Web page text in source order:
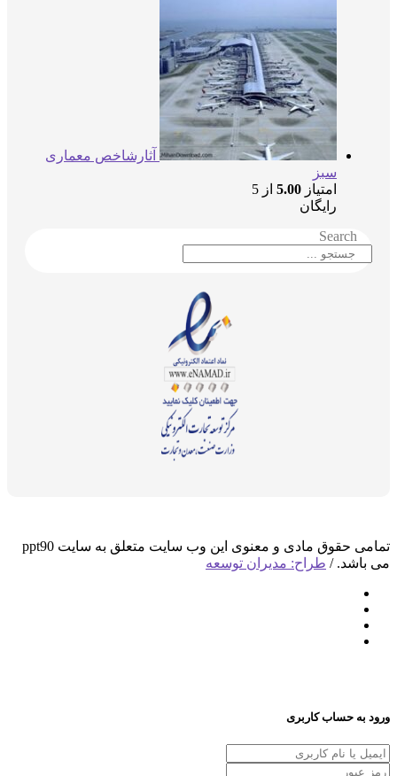
آثارشاخص معماری
5.00از 5
تمامی حقوق مادی و معنوی این وب سایت متعلق به سایت ppt90
/ طراح: مدیران توسعه
حساب کاربری